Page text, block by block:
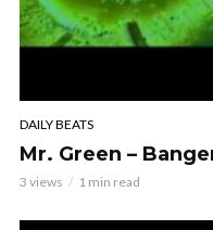
DAILY BEATS
Mr. Green –
3 views 1 min read